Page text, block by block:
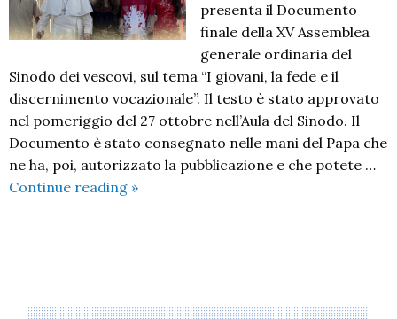
presenta il Documento
finale della XV Assemblea
generale ordinaria del
Sinodo dei vescovi, sul tema “I giovani, la fede e il
discernimento vocazionale”. Il testo è stato approvato
nel pomeriggio del 27 ottobre nell’Aula del Sinodo. Il
Documento è stato consegnato nelle mani del Papa che
ne ha, poi, autorizzato la pubblicazione e che potete …
Continue reading I»